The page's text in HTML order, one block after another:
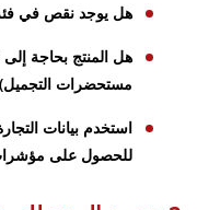
هل يوجد نقص في
هل المنتج بحاجة
مستحضرات
استخدم بيانات
للحصول على